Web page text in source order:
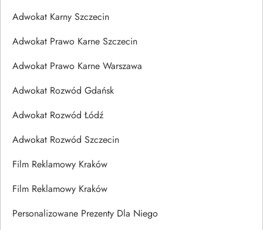
Adwokat Karny Szczecin
Adwokat Prawo Karne Szczecin
Adwokat Prawo Karne Warszawa
Adwokat Rozwód Gdańsk
Adwokat Rozwód Łódź
Adwokat Rozwód Szczecin
Film Reklamowy Kraków
Film Reklamowy Kraków
Personalizowane Prezenty Dla Niego